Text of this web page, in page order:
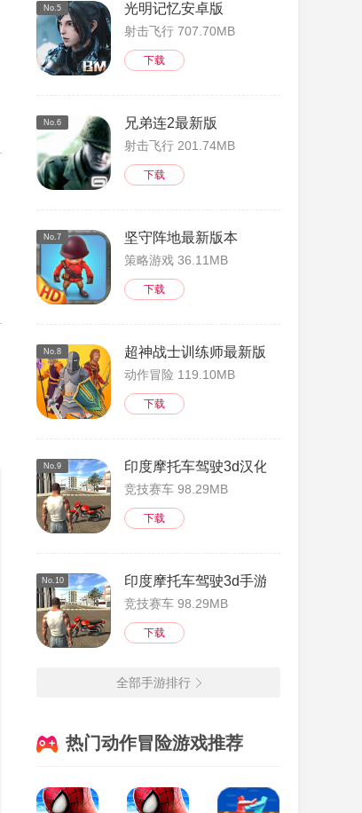
No.5 光明记忆安卓版
射击飞行 707.70MB
下载
No.6 兄弟连2最新版
射击飞行 201.74MB
下载
No.7 坚守阵地最新版本
策略游戏 36.11MB
下载
No.8 超神战士训练师最新版本
动作冒险 119.10MB
下载
No.9 印度摩托车驾驶3d汉化版
竞技赛车 98.29MB
下载
No.10 印度摩托车驾驶3d手游
竞技赛车 98.29MB
下载
全部手游排行
热门动作冒险游戏推荐